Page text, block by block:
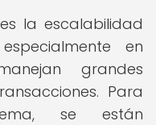
la escalabilidad
en
grandes
Para
se están